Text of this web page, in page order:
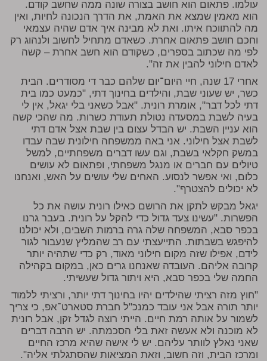
עולמו. פתאום הוא חושב בצורה שונה ממה שחשב קודם.
הוא מאמין שמצא את האמת, את הדרך הנכונה לחיות, ואין
מה להתווכח איתו. ואת לא מבינה איך אדם שהיה עצמאי
וחכם חושב פתאום אחרת. כשאדם מתחיל לחשוב ולנהוג רק
לפי מה שכתוב בספרים, כשקודם הוא חשב אחרת – קשה
לאדם חילוני להבין את זה".
אחרי 17 שנה, חיי היום־יום שלהם כבר די מסודרים. הבית
כשר, יש שעוני שבת, והילדים בחינוך דתי, "כמעט כמו בית
דתי לכל דבר", אומרת רונית. "אבל כשאני בלי יגאל, אין לי
בעיה לשבת במסעדה נטולת תעודת כשרות. מה שהכי קשה
הוא עניין השבת. יש הבדל עצום בין שבת אצל אדם דתי
לשבת אצל חילוני. אני באה ממשפחה חילונית שבה עבדו
במשק חקלאי בשבת, וגם עשו דברים משפחתיים, למשל
טיולים עם חברים או מנגל משפחתי, ופתאום לא עושים
כלום, ואי אפשר לנסוע. האחים שלי עושים על האש, ואנחנו
לא יכולים להצטרף".
יגאל מבקש לתקן את הרושם כאילו רונית עושה את כל
הפשרות. "עשינו צעד גדול כדי להקל על רונית. בעבר גרנו
בכפר סבא, המשפחה שלה גרה ברמות השבים, ולא יכולנו
להיפגש בשבתות. התייעצתי עם רב שהמליץ שנעבור לגור
לידם, אפילו שזה מקום חילוני מאוד, רק כדי שתהיה יותר
קרובה אליהם. העובדה שאנחנו גרים כאן, במקום בקהילה
החמה שלי בכפר סבא, היא ויתור גדול שעשיתי.
"חוץ מזה רציתי שהילדים יהיו בחינוך דתי יותר, ורציתי ללמוד
יותר תורה אבל אני עובד כמנכ"ל חברת סטארט־אפ, כי צריך
לשמור על אותה רמת חיים. הייתי רוצה לגדל זקן, אבל רונית
לא מוכנה ולא אעשה זאת בלי הסכמתה. יש הרבה דברים
שאני נאלץ לוותר עליהם. יש לי אישה שהיא מרכז החיים
ומרכז הבית, וזה חשוב, וזאת המציאות שהסתגלתי אליה".